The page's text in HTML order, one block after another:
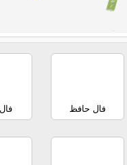
فال حافظ فال